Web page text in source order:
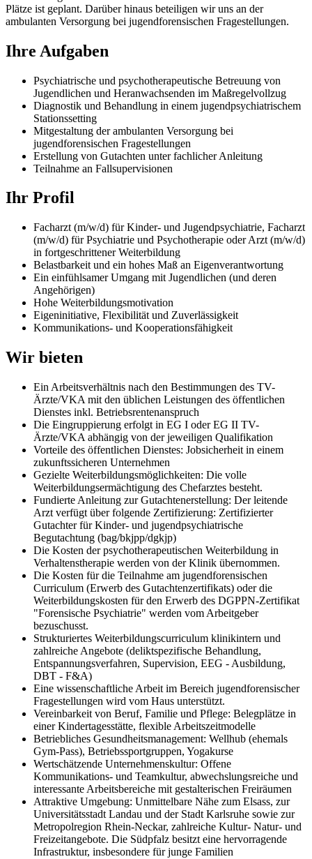
Plätze ist geplant. Darüber hinaus beteiligen wir uns an der
ambulanten Versorgung bei jugendforensischen Fragestellungen.
Ihre Aufgaben
Psychiatrische und psychotherapeutische Betreuung von
Jugendlichen und Heranwachsenden im Maßregelvollzug
Diagnostik und Behandlung in einem jugendpsychiatrischem
Stationssetting
Mitgestaltung der ambulanten Versorgung bei
jugendforensischen Fragestellungen
Erstellung von Gutachten unter fachlicher Anleitung
Teilnahme an Fallsupervisionen
Ihr Profil
Facharzt (m/w/d) für Kinder- und Jugendpsychiatrie, Facharzt
(m/w/d) für Psychiatrie und Psychotherapie oder Arzt (m/w/d)
in fortgeschrittener Weiterbildung
Belastbarkeit und ein hohes Maß an Eigenverantwortung
Ein einfühlsamer Umgang mit Jugendlichen (und deren
Angehörigen)
Hohe Weiterbildungsmotivation
Eigeninitiative, Flexibilität und Zuverlässigkeit
Kommunikations- und Kooperationsfähigkeit
Wir bieten
Ein Arbeitsverhältnis nach den Bestimmungen des TV-
Ärzte/VKA mit den üblichen Leistungen des öffentlichen
Dienstes inkl. Betriebsrentenanspruch
Die Eingruppierung erfolgt in EG I oder EG II TV-
Ärzte/VKA abhängig von der jeweiligen Qualifikation
Vorteile des öffentlichen Dienstes: Jobsicherheit in einem
zukunftssicheren Unternehmen
Gezielte Weiterbildungsmöglichkeiten: Die volle
Weiterbildungsermächtigung des Chefarztes besteht.
Fundierte Anleitung zur Gutachtenerstellung: Der leitende
Arzt verfügt über folgende Zertifizierung: Zertifizierter
Gutachter für Kinder- und jugendpsychiatrische
Begutachtung (bag/bkjpp/dgkjp)
Die Kosten der psychotherapeutischen Weiterbildung in
Verhaltenstherapie werden von der Klinik übernommen.
Die Kosten für die Teilnahme am jugendforensischen
Curriculum (Erwerb des Gutachtenzertifikats) oder die
Weiterbildungskosten für den Erwerb des DGPPN-Zertifikat
"Forensische Psychiatrie" werden vom Arbeitgeber
bezuschusst.
Strukturiertes Weiterbildungscurriculum klinikintern und
zahlreiche Angebote (deliktspezifische Behandlung,
Entspannungsverfahren, Supervision, EEG - Ausbildung,
DBT - F&A)
Eine wissenschaftliche Arbeit im Bereich jugendforensischer
Fragestellungen wird vom Haus unterstützt.
Vereinbarkeit von Beruf, Familie und Pflege: Belegplätze in
einer Kindertagesstätte, flexible Arbeitszeitmodelle
Betriebliches Gesundheitsmanagement: Wellhub (ehemals
Gym-Pass), Betriebssportgruppen, Yogakurse
Wertschätzende Unternehmenskultur: Offene
Kommunikations- und Teamkultur, abwechslungsreiche und
interessante Arbeitsbereiche mit gestalterischen Freiräumen
Attraktive Umgebung: Unmittelbare Nähe zum Elsass, zur
Universitätsstadt Landau und der Stadt Karlsruhe sowie zur
Metropolregion Rhein-Neckar, zahlreiche Kultur- Natur- und
Freizeitangebote. Die Südpfalz besitzt eine hervorragende
Infrastruktur, insbesondere für junge Familien